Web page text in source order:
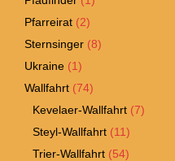
Pfarreirat (2)
Sternsinger (8)
Ukraine (1)
Wallfahrt (74)
Kevelaer-Wallfahrt (7)
Steyl-Wallfahrt (11)
Trier-Wallfahrt (54)